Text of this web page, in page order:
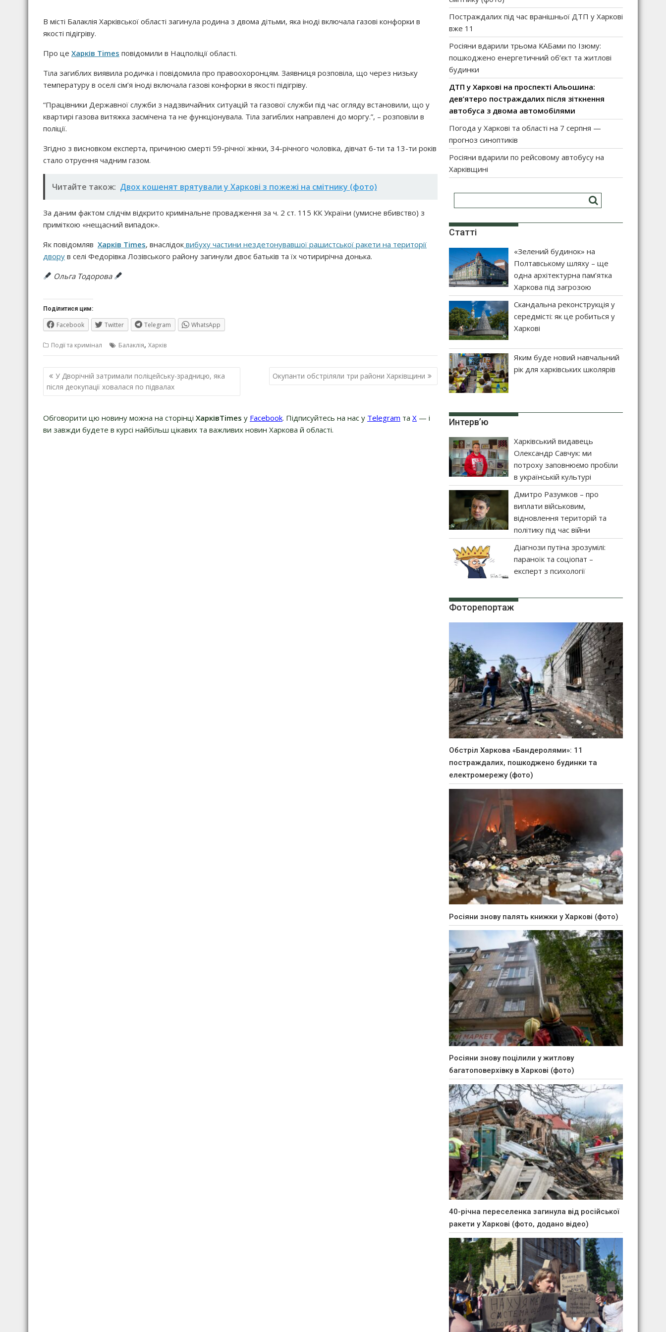
В місті Балаклія Харківської області загинула родина з двома дітьми, яка іноді включала газові конфорки в
якості підігріву.
Про це Харків Times повідомили в Нацполіції області.
Тіла загиблих виявила родичка і повідомила про правоохоронцям. Заявниця розповіла, що через низьку
температуру в оселі сім’я іноді включала газові конфорки в якості підігріву.
“Працівники Державної служби з надзвичайних ситуацій та газової служби під час огляду встановили, що у
квартирі газова витяжка засмічена та не функціонувала. Тіла загиблих направлені до моргу.”, – розповіли в
поліції.
Згідно з висновком експерта, причиною смерті 59-річної жінки, 34-річного чоловіка, дівчат 6-ти та 13-ти років
стало отруєння чадним газом.
Читайте також: Двох кошенят врятували у Харкові з пожежі на смітнику (фото)
За даним фактом слідчім відкрито кримінальне провадження за ч. 2 ст. 115 КК України (умисне вбивство) з
приміткою «нещасний випадок».
Як повідомляв Харків Times, внаслідок вибуху частини нездетонувавшої рашистської ракети на території
двору в селі Федорівка Лозівського району загинули двоє батьків та їх чотирирічна донька.
Ольга Тодорова
Поділитися цим:
Facebook Twitter Telegram WhatsApp
Події та кримінал Балаклія, Харків
Навігація
записів
У Дворічній затримали поліцейську-зрадницю, яка
після деокупації ховалася по підвалах
Окупанти обстріляли три райони Харківщини
Обговорити цю новину можна на сторінці ХарківTimes у Facebook. Підписуйтесь на нас у Telegram та Х — і
ви завжди будете в курсі найбільш цікавих та важливих новин Харкова й області.
Постраждалих під час вранішньої ДТП у Харкові
вже 11
Росіяни вдарили трьома КАБами по Ізюму:
пошкоджено енергетичний об’єкт та житлові
будинки
ДТП у Харкові на проспекті Альошина:
дев’ятеро постраждалих після зіткнення
автобуса з двома автомобілями
Погода у Харкові та області на 7 серпня —
прогноз синоптиків
Росіяни вдарили по рейсовому автобусу на
Харківщині
Статті
«Зелений будинок» на
Полтавському шляху – ще
одна архітектурна пам’ятка
Харкова під загрозою
Скандальна реконструкція у
середмісті: як це робиться у
Харкові
Яким буде новий навчальний
рік для харківських школярів
Интерв’ю
Харківський видавець
Олександр Савчук: ми
потроху заповнюємо пробіли
в українській культурі
Дмитро Разумков – про
виплати військовим,
відновлення територій та
політику під час війни
Діагнози путіна зрозумілі:
параноїк та соціопат –
експерт з психології
Фоторепортаж
Обстріл Харкова «Бандеролями»: 11
постраждалих, пошкоджено будинки та
електромережу (фото)
Росіяни знову палять книжки у Харкові (фото)
Росіяни знову поцілили у житлову
багатоповерхівку в Харкові (фото)
40-річна переселенка загинула від російської
ракети у Харкові (фото, додано відео)